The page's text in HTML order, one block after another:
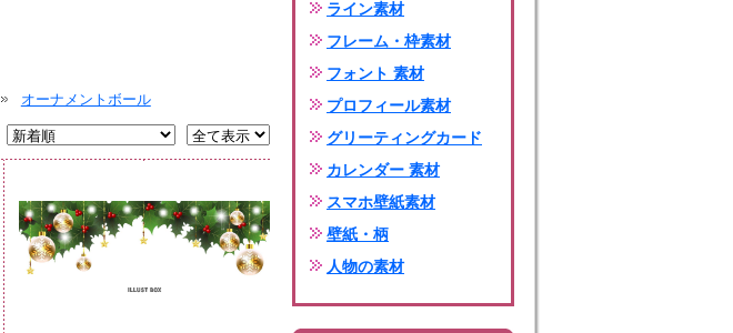
オーナメントボール
ライン素材
フレーム・枠素材
フォント 素材
プロフィール素材
グリーティングカード
カレンダー 素材
スマホ壁紙素材
壁紙・柄
人物の素材